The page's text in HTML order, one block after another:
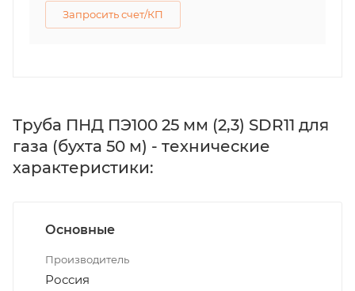
Запросить счет/КП
Труба ПНД ПЭ100 25 мм (2,3) SDR11 для
газа (бухта 50 м) - технические
характеристики:
Основные
Производитель
Россия